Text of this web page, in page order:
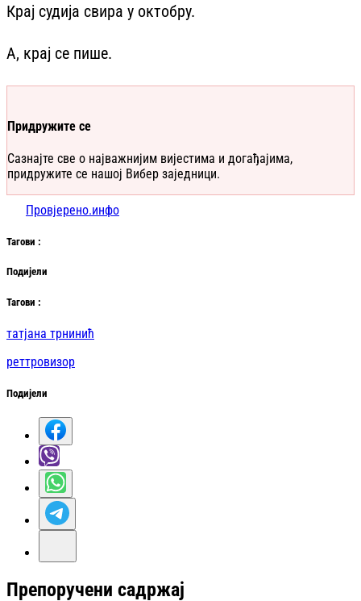
Крај судија свира у октобру.
А, крај се пише.
Придружите се
Сазнајте све о најважнијим вијестима и догађајима,
придружите се нашој Вибер заједници.
Провјерено.инфо
Тагови :
Подијели
Тагови :
татјана трнинић
реттровизор
Подијели
Препоручени садржај